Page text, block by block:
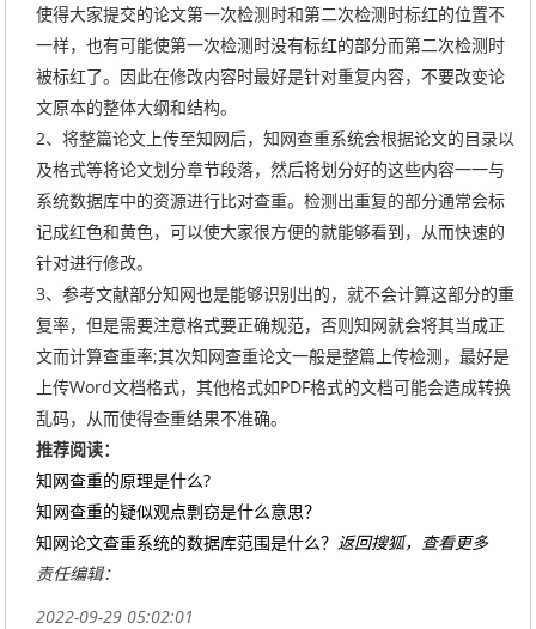
使得大家提交的论文第一次检测时和第二次检测时标红的位置不
一样，也有可能使第一次检测时没有标红的部分而第二次检测时
被标红了。因此在修改内容时最好是针对重复内容，不要改变论
文原本的整体大纲和结构。
2、将整篇论文上传至知网后，知网查重系统会根据论文的目录以
及格式等将论文划分章节段落，然后将划分好的这些内容一一与
系统数据库中的资源进行比对查重。检测出重复的部分通常会标
记成红色和黄色，可以使大家很方便的就能够看到，从而快速的
针对进行修改。
3、参考文献部分知网也是能够识别出的，就不会计算这部分的重
复率，但是需要注意格式要正确规范，否则知网就会将其当成正
文而计算查重率;其次知网查重论文一般是整篇上传检测，最好是
上传Word文档格式，其他格式如PDF格式的文档可能会造成转换
乱码，从而使得查重结果不准确。
推荐阅读：
知网查重的原理是什么?
知网查重的疑似观点剽窃是什么意思？
知网论文查重系统的数据库范围是什么？返回搜狐，查看更多
责任编辑：
2022-09-29 05:02:01